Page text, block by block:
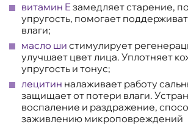
витамин Е замедляет старение,
упругость, помогает
влаги;
масло ши стимулирует
улучшает цвет лица. Уплотняет
упругость и тонус;
лецитин налаживает работу
защищает от потери влаги.
воспаление и раздражение,
заживлению микроповреждений